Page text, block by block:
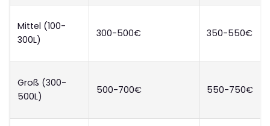
Mittel (100-
300L)
300-500€ 350-550€
Groß (300-
500L)
500-700€ 550-750€